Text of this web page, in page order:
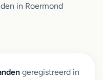
in Roermond
geregistreerd in